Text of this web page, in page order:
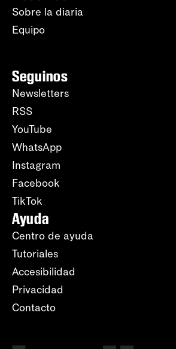
Sobre la diaria
Equipo
Seguinos
Newsletters
RSS
YouTube
WhatsApp
Instagram
Facebook
TikTok
Ayuda
Centro de ayuda
Tutoriales
Accesibilidad
Privacidad
Contacto